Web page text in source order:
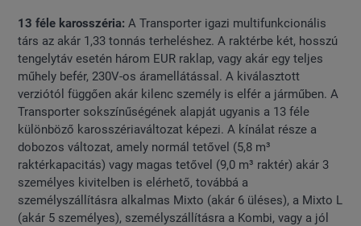
13 féle karosszéria: A Transporter igazi multifunkcionális
társ az akár 1,33 tonnás terheléshez. A raktérbe két, hosszú
tengelytáv esetén három EUR raklap, vagy akár egy teljes
műhely befér, 230V-os áramellátással. A kiválasztott
verziótól függően akár kilenc személy is elfér a járműben. A
Transporter sokszínűségének alapját ugyanis a 13 féle
különböző karosszériaváltozat képezi. A kínálat része a
dobozos változat, amely normál tetővel (5,8 m³
raktérkapacitás) vagy magas tetővel (9,0 m³ raktér) akár 3
személyes kivitelben is elérhető, továbbá a
személyszállításra alkalmas Mixto (akár 6 üléses), a Mixto L
(akár 5 személyes), személyszállításra a Kombi, vagy a jól